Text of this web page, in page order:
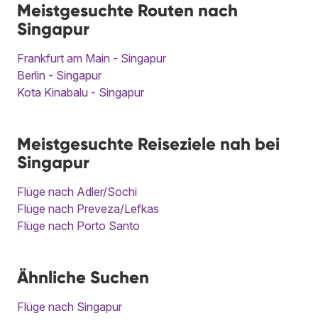
Meistgesuchte Routen nach
Singapur
Frankfurt am Main - Singapur
Berlin - Singapur
Kota Kinabalu - Singapur
Meistgesuchte Reiseziele nah bei
Singapur
Flüge nach Adler/Sochi
Flüge nach Preveza/Lefkas
Flüge nach Porto Santo
Ähnliche Suchen
Flüge nach Singapur